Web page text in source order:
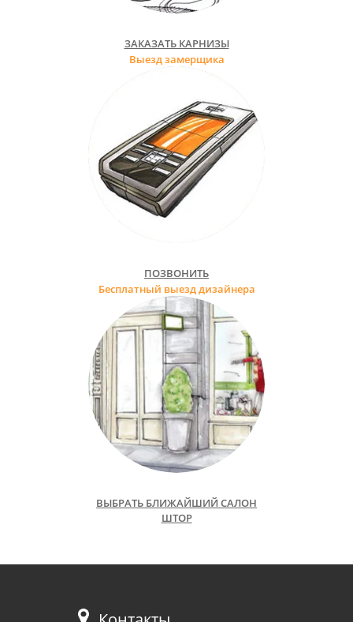
ЗАКАЗАТЬ КАРНИЗЫ
Выезд замерщика
ПОЗВОНИТЬ
Бесплатный выезд дизайнера
ВЫБРАТЬ БЛИЖАЙШИЙ САЛОН
ШТОР